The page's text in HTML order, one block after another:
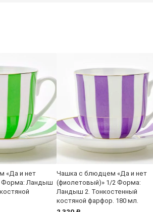
«Да и нет
Форма: Ландыш
Чашка с блюдцем «Да и нет
(фиолетовый)» 1/2 Форма:
Ландыш 2. Тонкостенный
костяной фарфор. 180 мл.